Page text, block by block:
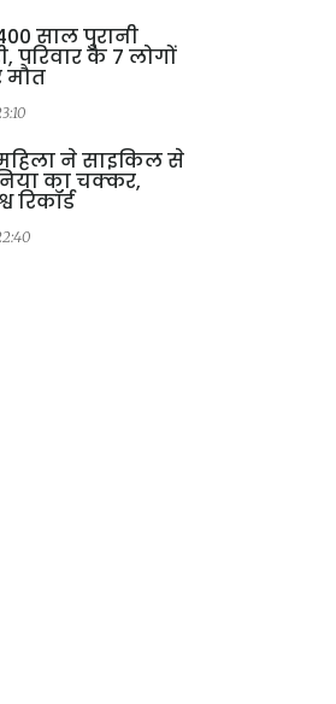
साल पुरानी
परिवार के 7 लोगों
ने साइकिल से
का चक्कर,
रिकॉर्ड